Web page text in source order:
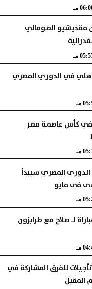
مـ
مقديشيو الصومالي
مـ
في الدوري المصري
مـ
في كأس عاصمة مصر
مـ
المصري سيبدأ
مـ
لـ صلاح مع طرابزون
مـ
للفرق المشاركة في
المقبل